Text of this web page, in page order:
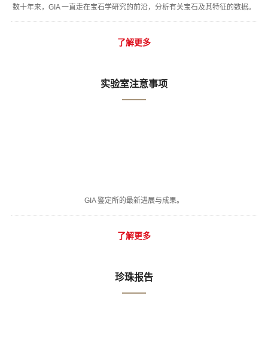
数十年来，GIA 一直走在宝石学研究的前沿，分析有关宝石及其特征的数据。
了解更多
实验室注意事项
GIA 鉴定所的最新进展与成果。
了解更多
珍珠报告